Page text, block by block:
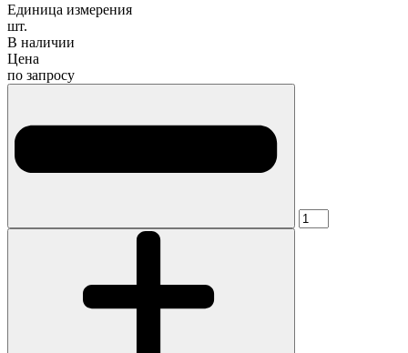
Единица измерения
шт.
В наличии
Цена
по запросу